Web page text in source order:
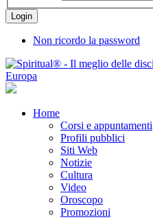
Non ricordo la password
Home
Corsi e appuntamenti
Profili pubblici
Siti Web
Notizie
Cultura
Video
Oroscopo
Promozioni